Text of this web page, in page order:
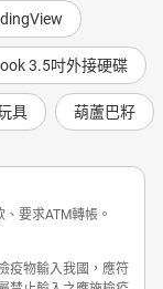
3.5吋外接硬碟
具 葫蘆巴籽
要求ATM轉帳。
疫物輸入我國，應符